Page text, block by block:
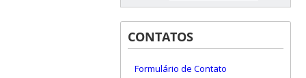
CONTATOS
Formulário de Contato